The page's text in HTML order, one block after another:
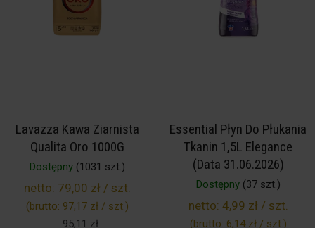
Lavazza Kawa Ziarnista
Qualita Oro 1000G
Dostępny(1031 szt.)
netto: 79,00 zł / szt.
(brutto: 97,17 zł / szt.)
95,11 zł
Essential Płyn Do Płukania
Tkanin 1,5L Elegance
(Data 31.06.2026)
Dostępny(37 szt.)
netto: 4,99 zł / szt.
(brutto: 6,14 zł / szt.)